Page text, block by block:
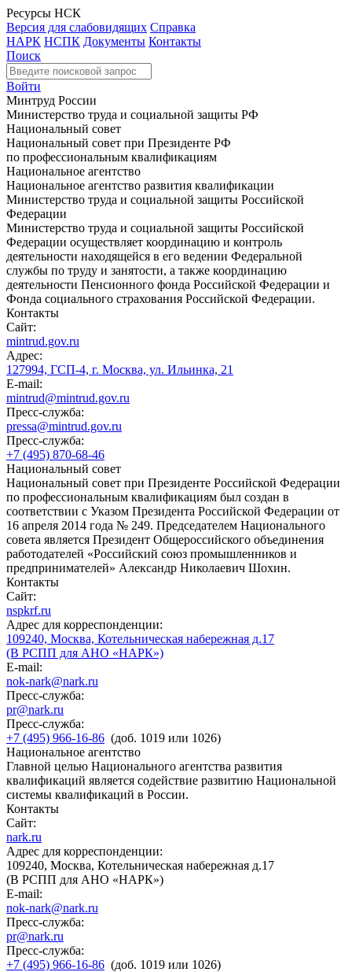
Ресурсы НСК
Версия для слабовидящих Справка
НАРК НСПК Документы Контакты
Поиск
Войти
Минтруд России
Министерство труда и социальной защиты РФ
Национальный совет
Национальный совет при Президенте РФ
по профессиональным квалификациям
Национальное агентство
Национальное агентство развития квалификации
Министерство труда и социальной защиты Российской
Федерации
Министерство труда и социальной защиты Российской
Федерации осуществляет координацию и контроль
деятельности находящейся в его ведении Федеральной
службы по труду и занятости, а также координацию
деятельности Пенсионного фонда Российской Федерации и
Фонда социального страхования Российской Федерации.
Контакты
Сайт:
mintrud.gov.ru
Адрес:
127994, ГСП-4, г. Москва, ул. Ильинка, 21
E-mail:
mintrud@mintrud.gov.ru
Пресс-служба:
pressa@mintrud.gov.ru
Пресс-служба:
+7 (495) 870-68-46
Национальный совет
Национальный совет при Президенте Российской Федерации
по профессиональным квалификациям был создан в
соответствии с Указом Президента Российской Федерации от
16 апреля 2014 года № 249. Председателем Национального
совета является Президент Общероссийского объединения
работодателей «Российский союз промышленников и
предпринимателей» Александр Николаевич Шохин.
Контакты
Сайт:
nspkrf.ru
Адрес для корреспонденции:
109240, Москва, Котельническая набережная д.17
(В РСПП для АНО «НАРК»)
E-mail:
nok-nark@nark.ru
Пресс-служба:
pr@nark.ru
Пресс-служба:
+7 (495) 966-16-86 (доб. 1019 или 1026)
Национальное агентство
Главной целью Национального агентства развития
квалификаций является содействие развитию Национальной
системы квалификаций в России.
Контакты
Сайт:
nark.ru
Адрес для корреспонденции:
109240, Москва, Котельническая набережная д.17
(В РСПП для АНО «НАРК»)
E-mail:
nok-nark@nark.ru
Пресс-служба:
pr@nark.ru
Пресс-служба:
+7 (495) 966-16-86 (доб. 1019 или 1026)